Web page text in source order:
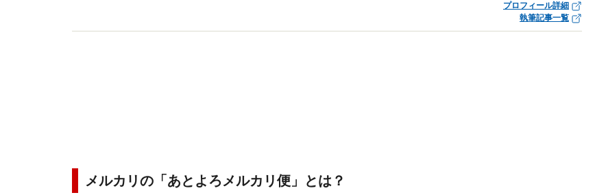
プロフィール詳細
執筆記事一覧
メルカリの「あとよろメルカリ便」とは？